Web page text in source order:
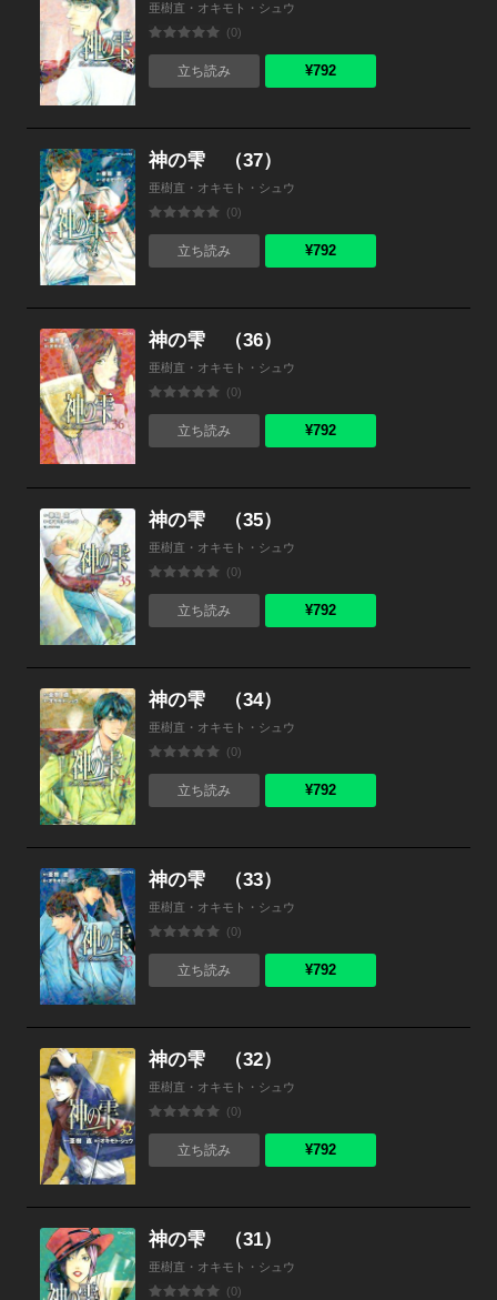
亜樹直・オキモト・シュウ
(0)
立ち読み ¥792
神の雫 （37）
亜樹直・オキモト・シュウ
(0)
立ち読み ¥792
神の雫 （36）
亜樹直・オキモト・シュウ
(0)
立ち読み ¥792
神の雫 （35）
亜樹直・オキモト・シュウ
(0)
立ち読み ¥792
神の雫 （34）
亜樹直・オキモト・シュウ
(0)
立ち読み ¥792
神の雫 （33）
亜樹直・オキモト・シュウ
(0)
立ち読み ¥792
神の雫 （32）
亜樹直・オキモト・シュウ
(0)
立ち読み ¥792
神の雫 （31）
亜樹直・オキモト・シュウ
(0)